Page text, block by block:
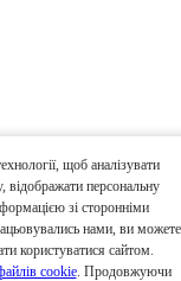
щоб аналізувати
відображати персональну
зі сторонніми
нами, ви можете
користуватися сайтом.
cookie. Продовжуючи